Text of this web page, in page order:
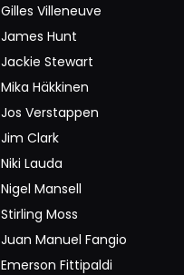
Gilles Villeneuve
James Hunt
Jackie Stewart
Mika Häkkinen
Jos Verstappen
Jim Clark
Niki Lauda
Nigel Mansell
Stirling Moss
Juan Manuel Fangio
Emerson Fittipaldi